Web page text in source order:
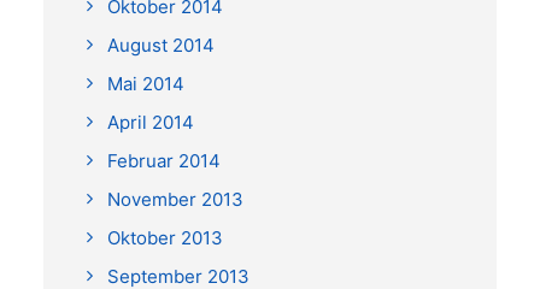
Oktober 2014
August 2014
Mai 2014
April 2014
Februar 2014
November 2013
Oktober 2013
September 2013